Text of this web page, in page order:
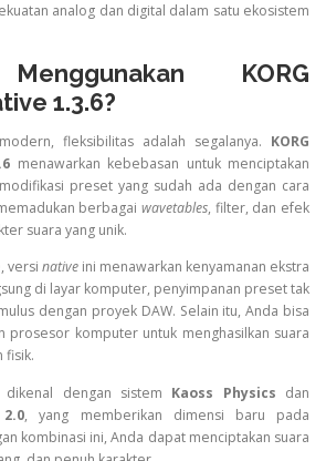
analog dan digital dalam satu ekosistem
KORG
1.3.6?
fleksibilitas adalah segalanya. KORG
menawarkan kebebasan untuk menciptakan
preset yang sudah ada dengan cara
berbagai wavetables, filter, dan efek
suara yang unik.
versi native ini menawarkan kenyamanan ekstra
di layar komputer, penyimpanan preset tak
dengan proyek DAW. Selain itu, Anda bisa
prosesor komputer untuk menghasilkan suara
fisik.
dengan sistem Kaoss Physics dan
, yang memberikan dimensi baru pada
kombinasi ini, Anda dapat menciptakan suara